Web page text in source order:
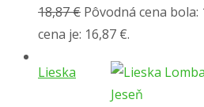
18,87€ Pôvodná cena bola:
cena je: 16,87 €.
Lieska